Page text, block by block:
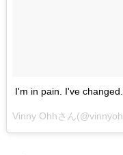
I'm in pain. I've changed.
Vinny Ohhさん